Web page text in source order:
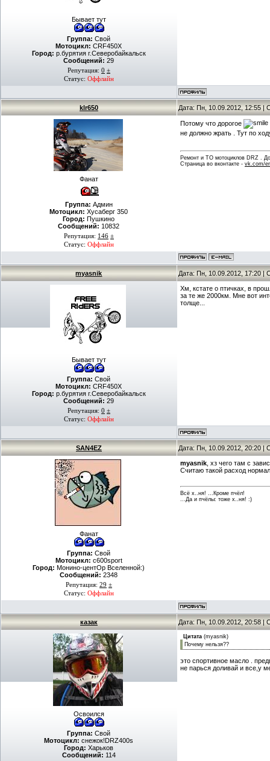
Бывает тут
Группа: Свой
Мотоцикл: CRF450X
Город: р.бурятия г.Северобайкальск
Сообщений: 29
Репутация: 0 ±
Статус: Оффлайн
klr650 Дата: Пн, 10.09.2012, 12:55 |
Фанат
Группа: Админ
Мотоцикл: Хусаберг 350
Город: Пушкино
Сообщений: 10832
Репутация: 146 ±
Статус: Оффлайн
Потому что дорогое
не должно жрать . Тут по
Ремонт и ТО мотоциклов DRZ .
Страница во вконтакте - vk.com/
myasnik Дата: Пн, 10.09.2012, 17:20 |
Бывает тут
Группа: Свой
Мотоцикл: CRF450X
Город: р.бурятия г.Северобайкальск
Сообщений: 29
Репутация: 0 ±
Статус: Оффлайн
Хм, кстате о птичках, в
за те же 2000км. Мне вот
толще...
SAN4EZ Дата: Пн, 10.09.2012, 20:20 |
Фанат
Группа: Свой
Мотоцикл: c600sport
Город: Монино-центОр Вселенной:)
Сообщений: 2348
Репутация: 29 ±
Статус: Оффлайн
myasnik , хз чего там с
Считаю такой расход
Всё х..ня! ...Кроме пчёл!
...Да и пчёлы: тоже х..ня! :)
казак Дата: Пн, 10.09.2012, 20:58 |
Освоился
Группа: Свой
Мотоцикл: снежок!DRZ400s
Город: Харьков
Сообщений: 114
Цитата (myasnik)
Почему нельзя??
это спортивное масло .
не парься доливай и все,у